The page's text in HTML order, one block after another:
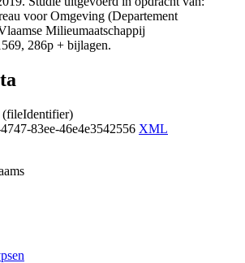
voor Omgeving (Departement
Milieumaatschappij
286p + bijlagen.
(fileIdentifier)
83ee-46e4e3542556 XML